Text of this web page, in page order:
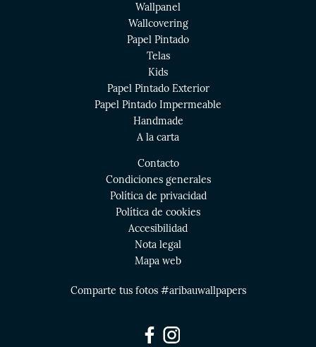
Wallpanel
Wallcovering
Papel Pintado
Telas
Kids
Papel Pintado Exterior
Papel Pintado Impermeable
Handmade
A la carta
Contacto
Condiciones generales
Política de privacidad
Política de cookies
Accesibilidad
Nota legal
Mapa web
Comparte tus fotos #aribauwallpapers